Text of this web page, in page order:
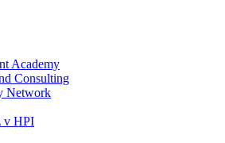
Academy
Consulting
Network
v HPI